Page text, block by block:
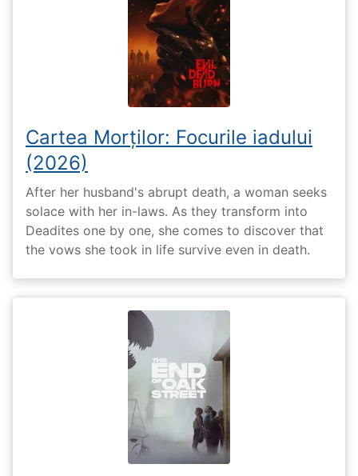
Cartea Morților: Focurile iadului
(2026)
After her husband's abrupt death, a woman seeks
solace with her in-laws. As they transform into
Deadites one by one, she comes to discover that
the vows she took in life survive even in death.